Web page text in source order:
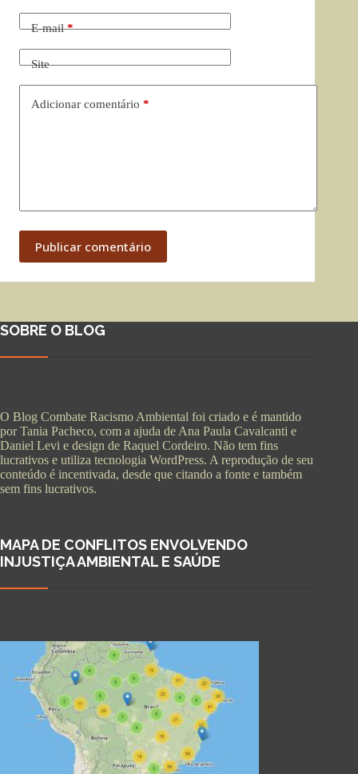
E-mail*
Site
Adicionar comentário *
Publicar comentário
SOBRE O BLOG
O Blog Combate Racismo Ambiental foi criado e é mantido
por Tania Pacheco, com a ajuda de Ana Paula Cavalcanti e
Daniel Levi e design de Raquel Cordeiro. Não tem fins
lucrativos e utiliza tecnologia WordPress. A reprodução de seu
conteúdo é incentivada, desde que citando a fonte e também
sem fins lucrativos.
MAPA DE CONFLITOS ENVOLVENDO
INJUSTIÇA AMBIENTAL E SAÚDE